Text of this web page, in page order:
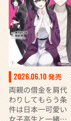
2026.06.10発売
両親の借金を肩代
わりしてもらう条
件は日本一可愛い
女子高生と一緒に